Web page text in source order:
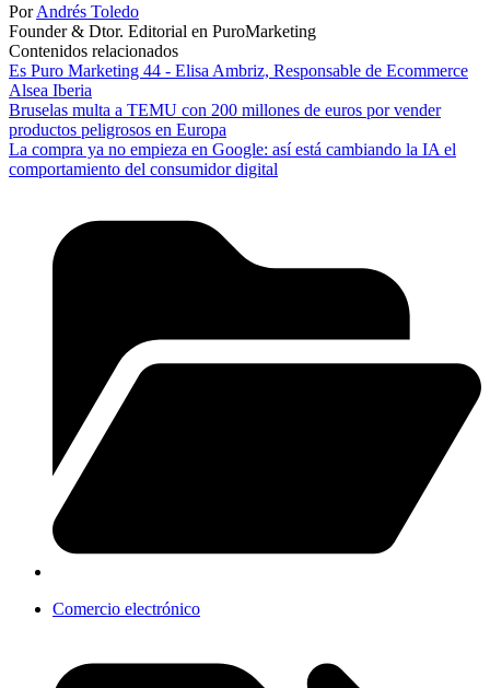
PorAndrés Toledo
Founder & Dtor. Editorial en PuroMarketing
Contenidos relacionados
Es Puro Marketing 44 - Elisa Ambriz, Responsable de Ecommerce
Alsea Iberia
Bruselas multa a TEMU con 200 millones de euros por vender
productos peligrosos en Europa
La compra ya no empieza en Google: así está cambiando la IA el
comportamiento del consumidor digital
Comercio electrónico